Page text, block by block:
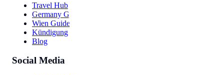
Travel Hub
Germany Guide
Wien Guide
Kündigung
Blog
Social Media